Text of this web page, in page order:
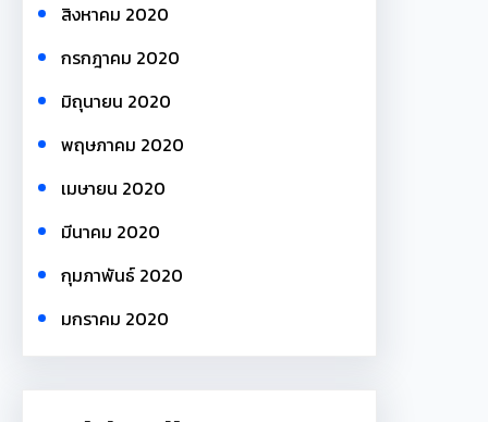
สิงหาคม 2020
กรกฎาคม 2020
มิถุนายน 2020
พฤษภาคม 2020
เมษายน 2020
มีนาคม 2020
กุมภาพันธ์ 2020
มกราคม 2020